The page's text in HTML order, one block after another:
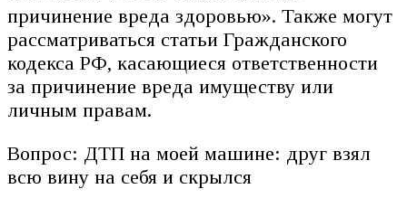
причинение вреда здоровью». Также могут
рассматриваться статьи Гражданского
кодекса РФ, касающиеся ответственности
за причинение вреда имуществу или
личным правам.
Вопрос: ДТП на моей машине: друг взял
всю вину на себя и скрылся